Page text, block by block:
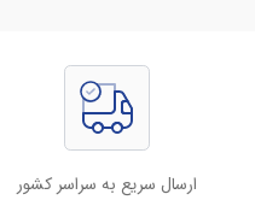
ارسال سریع به سراسر کشور